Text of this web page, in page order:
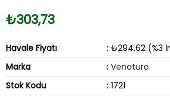
₺303,73
Havale Fiyatı
: ₺294,62 (%3
Marka
: Venatura
Stok Kodu
: 1721